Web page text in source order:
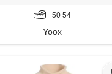
50 54
Yoox